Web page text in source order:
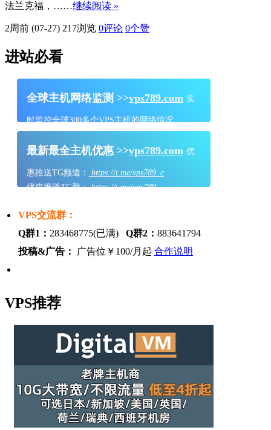
法兰克福，……继续阅读 »
2周前 (07-27) 217浏览 0评论 0个赞
进站必看
全球主机网络监测 >>vps789.com 实
时监控全球300多个VPS主机的网络情况
最新最全主机优惠 >>vps789.com 优
惠推送TG频道：
https://t.me/vps789_c
优惠推送TG群：https://t.me/vps789
VPS交流群：
Q群1： 283468775(已满) Q群2： 883641794
投稿&广告：
广告位￥100/月起 合作说明
VPS推荐